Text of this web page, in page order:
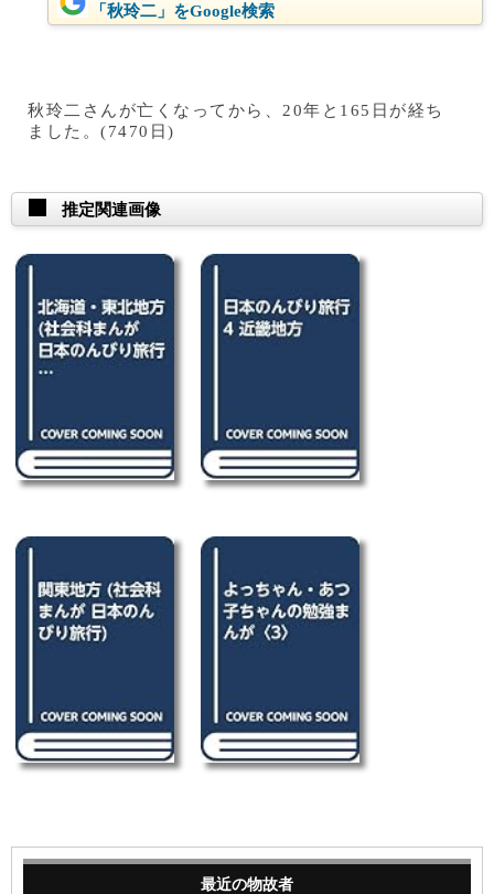
「秋玲二」をGoogle検索
秋玲二さんが亡くなってから、20年と165日が経ち
ました。(7470日)
推定関連画像
最近の物故者